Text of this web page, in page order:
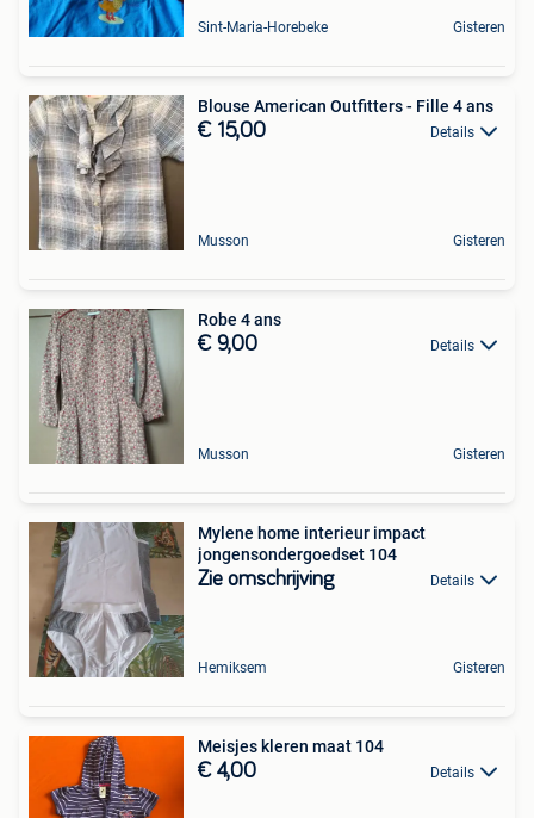
Sint-Maria-Horebeke Gisteren
Blouse American Outfitters - Fille 4 ans
€ 15,00 Details
Musson Gisteren
Robe 4 ans
€ 9,00 Details
Musson Gisteren
Mylene home interieur impact
jongensondergoedset 104
Zie omschrijving Details
Hemiksem Gisteren
Meisjes kleren maat 104
€ 4,00 Details